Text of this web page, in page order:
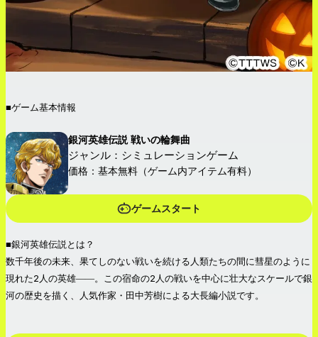
■ゲーム基本情報
銀河英雄伝説 戦いの輪舞曲
ジャンル：シミュレーションゲーム
価格：基本無料（ゲーム内アイテム有料）
ゲームスタート
■銀河英雄伝説とは？
数千年後の未来、果てしのない戦いを続ける人類たちの間に彗星のように
現れた2人の英雄――。この宿命の2人の戦いを中心に壮大なスケールで銀
河の歴史を描く、人気作家・田中芳樹による大長編小説です。